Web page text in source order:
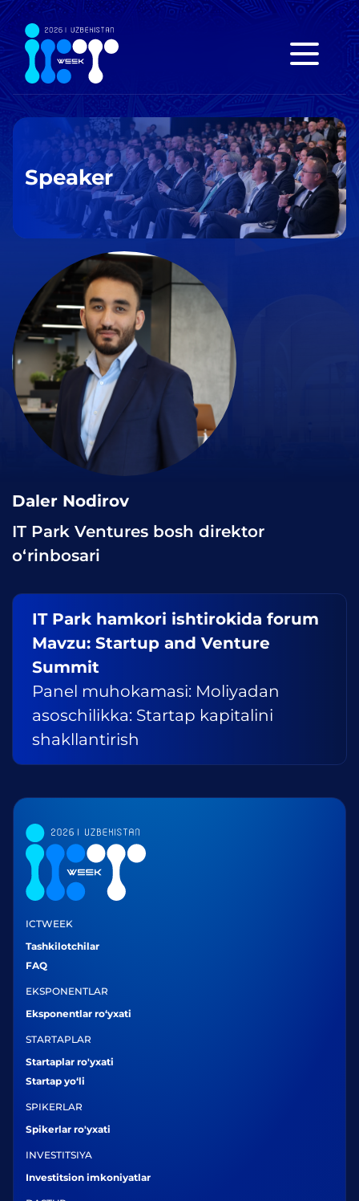
Speaker
Daler Nodirov
IT Park Ventures bosh direktor
o‘rinbosari
IT Park hamkori ishtirokida forum
Mavzu: Startup and Venture
Summit
Panel muhokamasi: Moliyadan
asoschilikka: Startap kapitalini
shakllantirish
ICTWEEK
Tashkilotchilar
FAQ
EKSPONENTLAR
Eksponentlar ro‘yxati
STARTAPLAR
Startaplar ro'yxati
Startap yo‘li
SPIKERLAR
Spikerlar ro'yxati
INVESTITSIYA
Investitsion imkoniyatlar